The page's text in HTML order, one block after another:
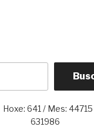
Hoxe: 641 / Mes:
631986